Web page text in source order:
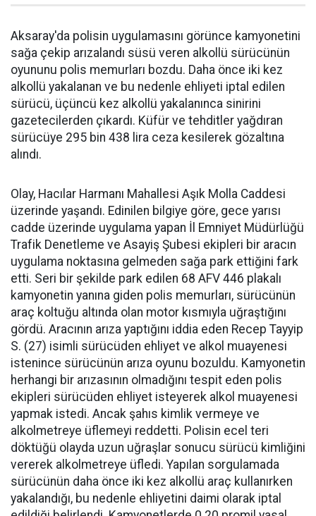
Aksaray'da polisin uygulamasını görünce kamyonetini
sağa çekip arızalandı süsü veren alkollü sürücünün
oyununu polis memurları bozdu. Daha önce iki kez
alkollü yakalanan ve bu nedenle ehliyeti iptal edilen
sürücü, üçüncü kez alkollü yakalanınca sinirini
gazetecilerden çıkardı. Küfür ve tehditler yağdıran
sürücüye 295 bin 438 lira ceza kesilerek gözaltına
alındı.
Olay, Hacılar Harmanı Mahallesi Aşık Molla Caddesi
üzerinde yaşandı. Edinilen bilgiye göre, gece yarısı
cadde üzerinde uygulama yapan İl Emniyet Müdürlüğü
Trafik Denetleme ve Asayiş Şubesi ekipleri bir aracın
uygulama noktasına gelmeden sağa park ettiğini fark
etti. Seri bir şekilde park edilen 68 AFV 446 plakalı
kamyonetin yanına giden polis memurları, sürücünün
araç koltuğu altında olan motor kısmıyla uğraştığını
gördü. Aracının arıza yaptığını iddia eden Recep Tayyip
S. (27) isimli sürücüden ehliyet ve alkol muayenesi
istenince sürücünün arıza oyunu bozuldu. Kamyonetin
herhangi bir arızasının olmadığını tespit eden polis
ekipleri sürücüden ehliyet isteyerek alkol muayenesi
yapmak istedi. Ancak şahıs kimlik vermeye ve
alkolmetreye üflemeyi reddetti. Polisin ecel teri
döktüğü olayda uzun uğraşlar sonucu sürücü kimliğini
vererek alkolmetreye üfledi. Yapılan sorgulamada
sürücünün daha önce iki kez alkollü araç kullanırken
yakalandığı, bu nedenle ehliyetini daimi olarak iptal